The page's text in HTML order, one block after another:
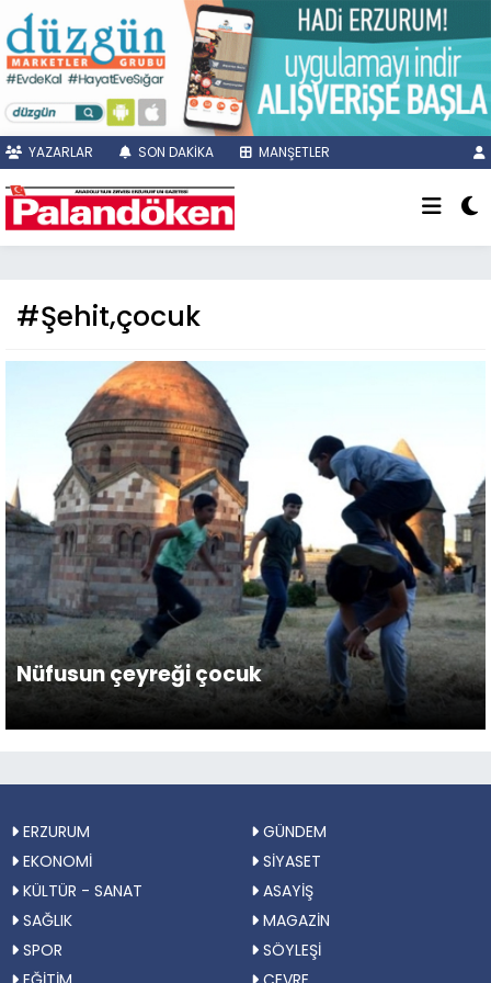
YAZARLAR SON DAKİKA MANŞETLER
#Şehit,çocuk
Nüfusun çeyreği çocuk
ERZURUM
GÜNDEM
EKONOMİ
SİYASET
KÜLTÜR - SANAT
ASAYİŞ
SAĞLIK
MAGAZİN
SPOR
SÖYLEŞİ